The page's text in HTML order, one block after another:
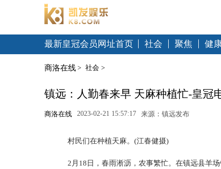
最新皇冠会员网址首页 社会 聚焦 健
商洛在线 > 社会 >
镇远：人勤春来早 天麻种植忙-皇冠
商洛在线 2023-02-21 15:57:17 来源：镇远发布
村民们在种植天麻。(江春健摄)
2月18日，春雨淅沥，农事繁忙。在镇远县羊